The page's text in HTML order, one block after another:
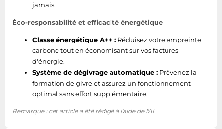
jamais.
Éco-responsabilité et efficacité énergétique
Classe énergétique A++ : Réduisez votre empreinte
carbone tout en économisant sur vos factures
d'énergie.
Système de dégivrage automatique : Prévenez la
formation de givre et assurez un fonctionnement
optimal sans effort supplémentaire.
Remarque : cet article a été rédigé à l'aide de l'AI.